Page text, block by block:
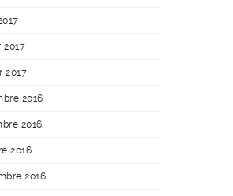
2017
2017
2016
2016
2016
2016